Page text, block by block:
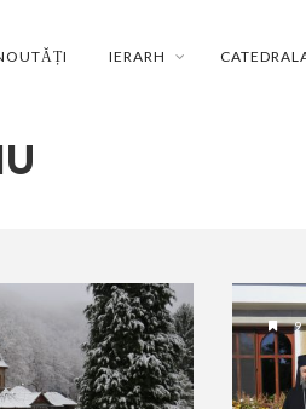
IERARH
9